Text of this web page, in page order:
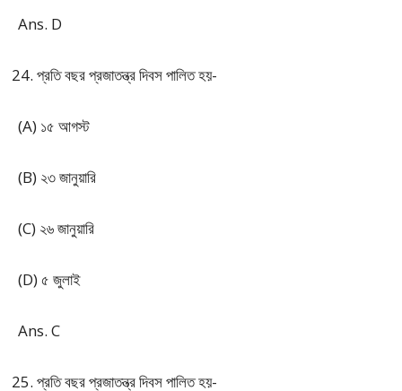
Ans. D
প্রতি বছর প্রজাতন্ত্র দিবস পালিত হয়-
(A) ১৫ আগস্ট
(B) ২৩ জানুয়ারি
(C) ২৬ জানুয়ারি
(D) ৫ জুলাই
Ans. C
প্রতি বছর প্রজাতন্ত্র দিবস পালিত হয়-